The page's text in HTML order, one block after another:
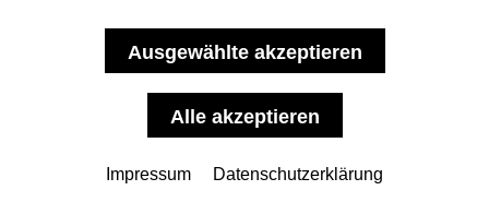
Wir laden Sie anlässlich zur Fototriennale Hamburg
herzlich ein zur Eröffnung unserer nächsten
der Shingo Yoshida neben seinen aktuellen
Impressum Datenschutzerklärung